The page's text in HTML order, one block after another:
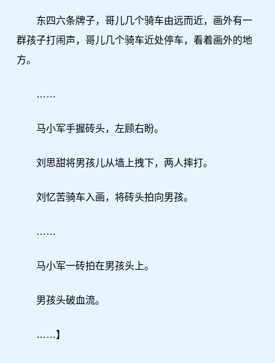
东四六条牌子，哥儿几个骑车由远而近，画外有一
群孩子打闹声，哥儿几个骑车近处停车，看着画外的地
方。
……
马小军手握砖头，左顾右盼。
刘思甜将男孩儿从墙上拽下，两人摔打。
刘忆苦骑车入画，将砖头拍向男孩。
……
马小军一砖拍在男孩头上。
男孩头破血流。
……】